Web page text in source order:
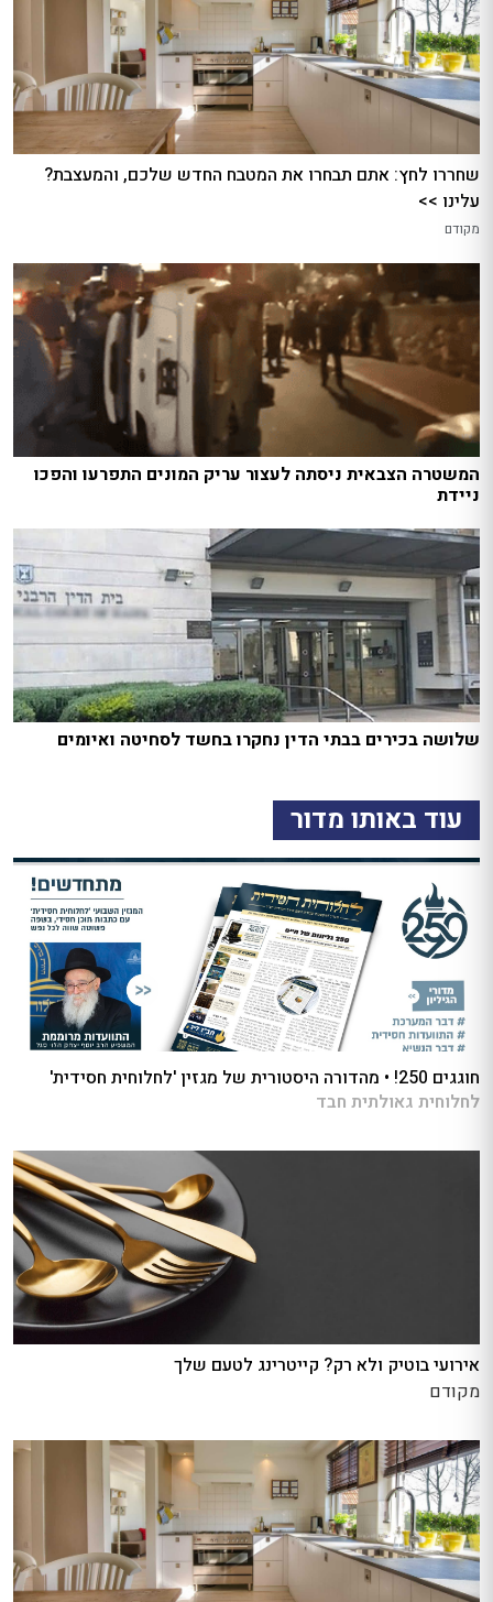
שחררו לחץ: אתם תבחרו את המטבח החדש שלכם, והמעצבת?
עלינו >>
מקודם
המשטרה הצבאית ניסתה לעצור עריק המונים התפרעו והפכו
ניידת
שלושה בכירים בבתי הדין נחקרו בחשד לסחיטה ואיומים
עוד באותו מדור
חוגגים 250! • מהדורה היסטורית של מגזין 'לחלוחית חסידית'
לחלוחית גאולתית חבד
אירועי בוטיק ולא רק? קייטרינג לטעם שלך
מקודם